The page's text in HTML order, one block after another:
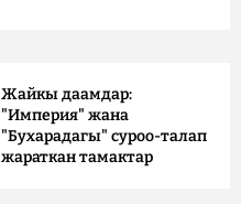
Жайкы даамдар:
"Империя" жана
"Бухарадагы" суроо-талап
жараткан тамактар